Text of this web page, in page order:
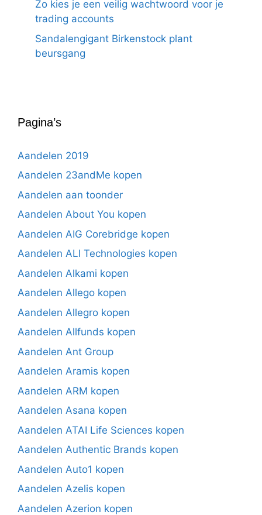
Zo kies je een veilig wachtwoord voor je
trading accounts
Sandalengigant Birkenstock plant
beursgang
Pagina’s
Aandelen 2019
Aandelen 23andMe kopen
Aandelen aan toonder
Aandelen About You kopen
Aandelen AIG Corebridge kopen
Aandelen ALI Technologies kopen
Aandelen Alkami kopen
Aandelen Allego kopen
Aandelen Allegro kopen
Aandelen Allfunds kopen
Aandelen Ant Group
Aandelen Aramis kopen
Aandelen ARM kopen
Aandelen Asana kopen
Aandelen ATAI Life Sciences kopen
Aandelen Authentic Brands kopen
Aandelen Auto1 kopen
Aandelen Azelis kopen
Aandelen Azerion kopen